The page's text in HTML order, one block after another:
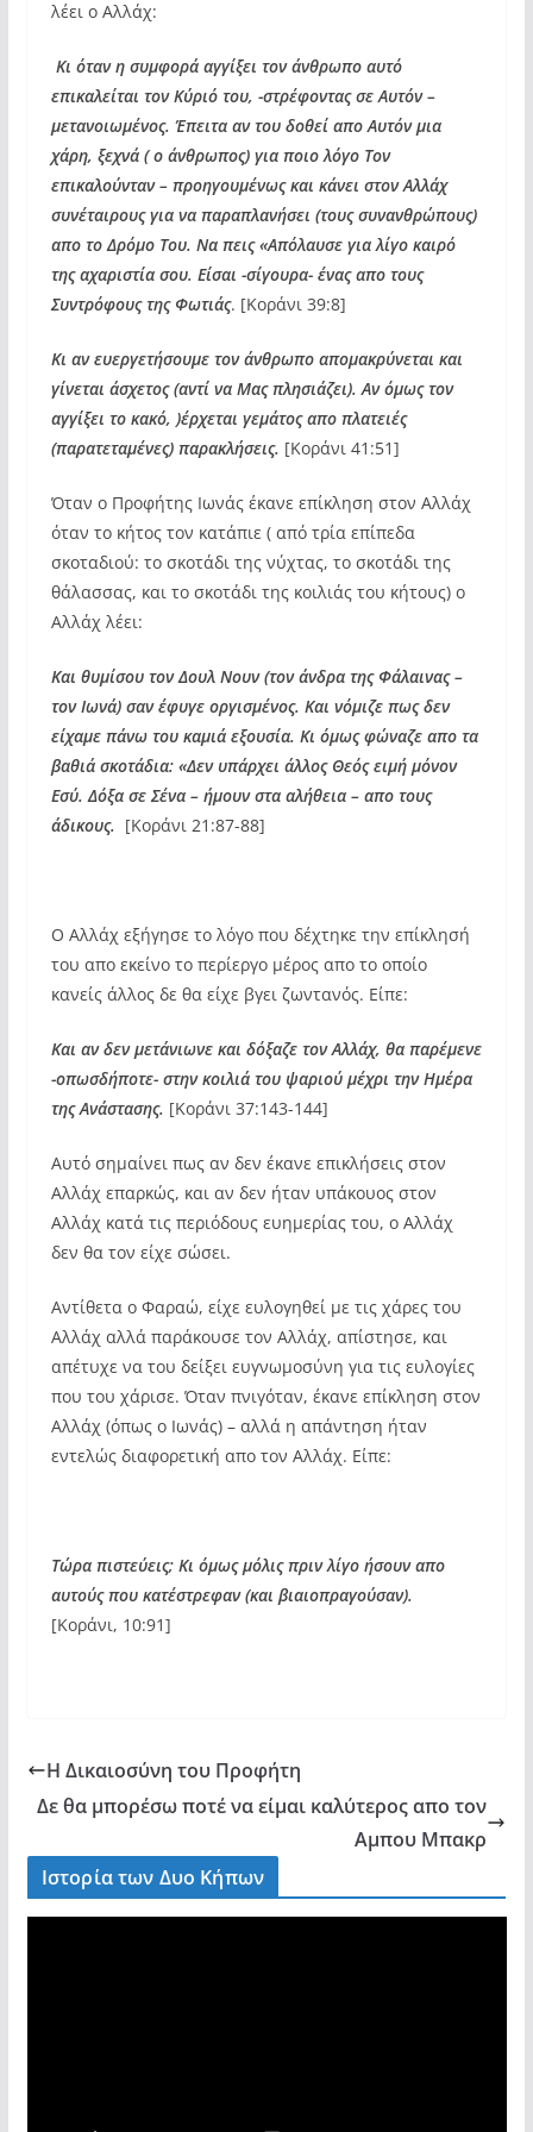
λέει ο Αλλάχ:
Κι όταν η συμφορά αγγίξει τον άνθρωπο αυτό
επικαλείται τον Κύριό του, -στρέφοντας σε Αυτόν –
μετανοιωμένος. Έπειτα αν του δοθεί απο Αυτόν μια
χάρη, ξεχνά ( ο άνθρωπος) για ποιο λόγο Τον
επικαλούνταν – προηγουμένως και κάνει στον Αλλάχ
συνέταιρους για να παραπλανήσει (τους συνανθρώπους)
απο το Δρόμο Του. Να πεις «Απόλαυσε για λίγο καιρό
της αχαριστία σου. Είσαι -σίγουρα- ένας απο τους
Συντρόφους της Φωτιάς. [Κοράνι 39:8]
Κι αν ευεργετήσουμε τον άνθρωπο απομακρύνεται και
γίνεται άσχετος (αντί να Μας πλησιάζει). Αν όμως τον
αγγίξει το κακό, )έρχεται γεμάτος απο πλατειές
(παρατεταμένες) παρακλήσεις. [Κοράνι 41:51]
Όταν ο Προφήτης Ιωνάς έκανε επίκληση στον Αλλάχ
όταν το κήτος τον κατάπιε ( από τρία επίπεδα
σκοταδιού: το σκοτάδι της νύχτας, το σκοτάδι της
θάλασσας, και το σκοτάδι της κοιλιάς του κήτους) ο
Αλλάχ λέει:
Και θυμίσου τον Δουλ Νουν (τον άνδρα της Φάλαινας –
τον Ιωνά) σαν έφυγε οργισμένος. Και νόμιζε πως δεν
είχαμε πάνω του καμιά εξουσία. Κι όμως φώναζε απο τα
βαθιά σκοτάδια: «Δεν υπάρχει άλλος Θεός ειμή μόνον
Εσύ. Δόξα σε Σένα – ήμουν στα αλήθεια – απο τους
άδικους. [Κοράνι 21:87-88]
Ο Αλλάχ εξήγησε το λόγο που δέχτηκε την επίκλησή
του απο εκείνο το περίεργο μέρος απο το οποίο
κανείς άλλος δε θα είχε βγει ζωντανός. Είπε:
Και αν δεν μετάνιωνε και δόξαζε τον Αλλάχ, θα παρέμενε
-οπωσδήποτε- στην κοιλιά του ψαριού μέχρι την Ημέρα
της Ανάστασης. [Κοράνι 37:143-144]
Αυτό σημαίνει πως αν δεν έκανε επικλήσεις στον
Αλλάχ επαρκώς, και αν δεν ήταν υπάκουος στον
Αλλάχ κατά τις περιόδους ευημερίας του, ο Αλλάχ
δεν θα τον είχε σώσει.
Αντίθετα ο Φαραώ, είχε ευλογηθεί με τις χάρες του
Αλλάχ αλλά παράκουσε τον Αλλάχ, απίστησε, και
απέτυχε να του δείξει ευγνωμοσύνη για τις ευλογίες
που του χάρισε. Όταν πνιγόταν, έκανε επίκληση στον
Αλλάχ (όπως ο Ιωνάς) – αλλά η απάντηση ήταν
εντελώς διαφορετική απο τον Αλλάχ. Είπε:
Τώρα πιστεύεις; Κι όμως μόλις πριν λίγο ήσουν απο
αυτούς που κατέστρεφαν (και βιαιοπραγούσαν).
[Κοράνι, 10:91]
Η Δικαιοσύνη του Προφήτη
Δε θα μπορέσω ποτέ να είμαι καλύτερος απο τον
Αμπου Μπακρ
Ιστορία των Δυο Κήπων